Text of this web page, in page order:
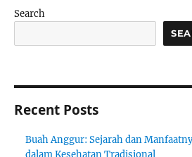
Search
Recent Posts
Buah Anggur: Sejarah dan
dalam Kesehatan Tradisional